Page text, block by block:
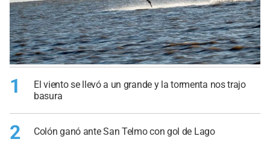
1
El viento se llevó a un grande y la tormenta nos trajo
basura
2 Colón ganó ante San Telmo con gol de Lago